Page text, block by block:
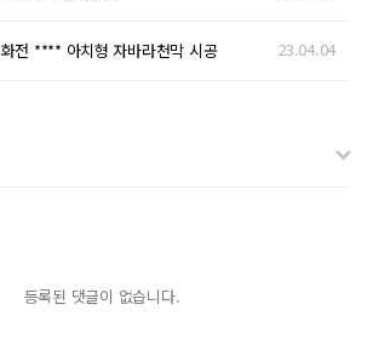
전 **** 아치형 자바라천막 시공 23.04.04
등록된 댓글이 없습니다.